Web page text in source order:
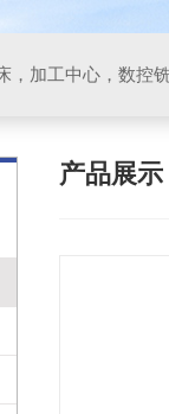
产品展示